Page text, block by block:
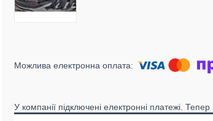
У компанії підключені електронні платежі.